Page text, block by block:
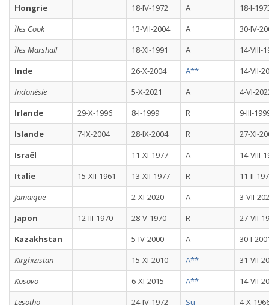
Hongrie 18-IV-1972 A
18-I-
Îles Cook
13-VII-2004 A
30-IV-
Îles Marshall
18-XI-1991 A
14-VIII-
Inde
26-X-2004 A**
14-VII-
Indonésie
5-X-2021 A
4-VI-
Irlande
29-X-1996 8-I-1999 R
9-III-
Islande
7-IX-2004 28-IX-2004 R
27-XI-
Israël
11-XI-1977 A
14-VIII-
Italie
15-XII-1961 13-XII-1977 R
11-II-
Jamaïque
2-XI-2020 A
3-VII-
Japon
12-III-1970 28-V-1970 R
27-VII-
Kazakhstan
5-IV-2000 A
30-I-
Kirghizistan
15-XI-2010 A**
31-VII-
Kosovo
6-XI-2015 A**
14-VII-
Lesotho
24-IV-1972 Su
4-X-